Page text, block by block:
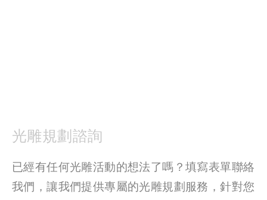
光雕規劃諮詢
已經有任何光雕活動的想法了嗎？填寫表單聯絡
我們，讓我們提供專屬的光雕規劃服務，針對您